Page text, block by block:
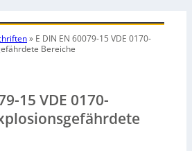
» E DIN EN 60079-15 VDE 0170-
Bereiche
15 VDE 0170-